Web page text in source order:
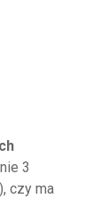
3
czy ma